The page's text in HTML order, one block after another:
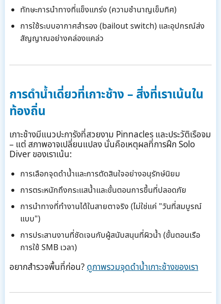
ทักษะการนำทางที่แข็งแกร่ง (ความชำนาญเข็มทิศ)
การใช้ระบบอากาศสำรอง (bailout switch) และอุปกรณ์ส่ง
สัญญาณอย่างคล่องแคล่ว
การดำน้ำเดี่ยวที่เกาะช้าง – สิ่งที่เราเน้นใน
ท้องถิ่น
เกาะช้างมีแนวปะการังที่สวยงาม Pinnacles และประวัติเรือจม
– แต่ สภาพอาจเปลี่ยนแปลง นั่นคือเหตุผลที่การฝึก Solo
Diver ของเราเน้น:
การเลือกจุดดำน้ำและการตัดสินใจอย่างอนุรักษ์นิยม
การตระหนักถึงกระแสน้ำและขั้นตอนการขึ้นที่ปลอดภัย
การนำทางที่ทำงานได้ในสายตาจริง (ไม่ใช่แค่ "วันที่สมบูรณ์
แบบ")
การประสานงานที่ชัดเจนกับผู้สนับสนุนที่ผิวน้ำ (ขั้นตอนเรือ
การใช้ SMB เวลา)
อยากสำรวจพื้นที่ก่อน?ดูภาพรวมจุดดำน้ำเกาะช้างของเรา